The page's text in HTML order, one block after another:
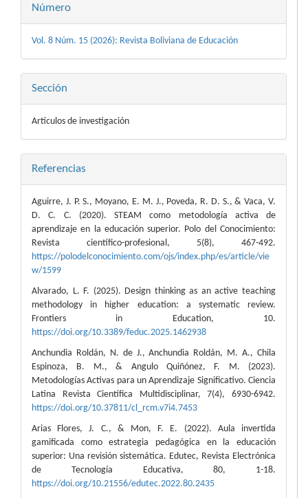
Número
Vol. 8 Núm. 15 (2026): Revista Boliviana de Educación
Sección
Artículos de investigación
Referencias
Aguirre, J. P. S., Moyano, E. M. J., Poveda, R. D. S., & Vaca, V.
D. C. C. (2020). STEAM como metodología activa de
aprendizaje en la educación superior. Polo del Conocimiento:
Revista científico-profesional, 5(8), 467-492.
https://polodelconocimiento.com/ojs/index.php/es/article/vie
w/1599
Alvarado, L. F. (2025). Design thinking as an active teaching
methodology in higher education: a systematic review.
Frontiers in Education, 10.
https://doi.org/10.3389/feduc.2025.1462938
Anchundia Roldán, N. de J., Anchundia Roldán, M. A., Chila
Espinoza, B. M., & Angulo Quiñónez, F. M. (2023).
Metodologías Activas para un Aprendizaje Significativo. Ciencia
Latina Revista Científica Multidisciplinar, 7(4), 6930-6942.
https://doi.org/10.37811/cl_rcm.v7i4.7453
Arias Flores, J. C., & Mon, F. E. (2022). Aula invertida
gamificada como estrategia pedagógica en la educación
superior: Una revisión sistemática. Edutec, Revista Electrónica
de Tecnología Educativa, 80, 1-18.
https://doi.org/10.21556/edutec.2022.80.2435